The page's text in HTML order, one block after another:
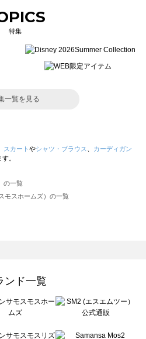
特集
一覧を見る
スカート やシャツ・ブラウス
カーディガン
。
の一覧
モスホームズ）の一覧
バイサマンサモスモス）の一覧
ブルー）の一覧
）の一覧
ンド一覧